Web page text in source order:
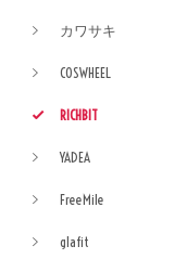
カワサキ
COSWHEEL
RICHBIT
YADEA
FreeMile
glafit